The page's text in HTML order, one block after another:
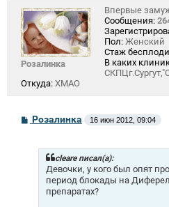
Розалинка
Впервые
Сообщения:
Пол: Женский
Стаж
В каких
Откуда: ХМАО
СРозалинка 16 июн 2012, 09:04
cleare писал(а):
Девочки, у кого был опят
период блокады на
препаратах?